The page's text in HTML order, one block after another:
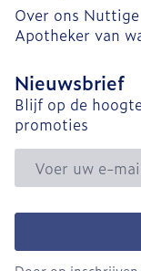
Over ons
Apotheker van
Nieuwsbrief
Blijf op de
promoties
E-mail adres